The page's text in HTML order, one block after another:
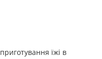
їжі в